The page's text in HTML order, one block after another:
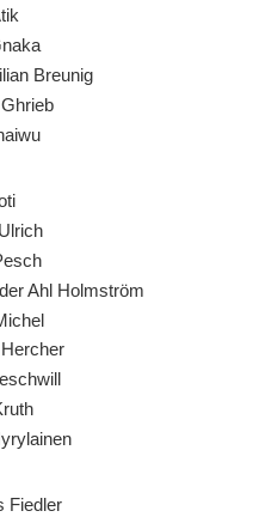
Breunig
Ahl Holmström
Fiedler